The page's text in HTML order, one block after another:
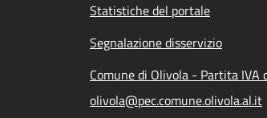
Statistiche del portale
Segnalazione disservizio
Comune di Olivola - Partita
olivola@pec.comune.olivola.al.it